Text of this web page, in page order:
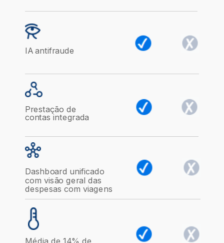
IA antifraude
Prestação de
contas integrada
Dashboard unificado
com visão geral das
despesas com viagens